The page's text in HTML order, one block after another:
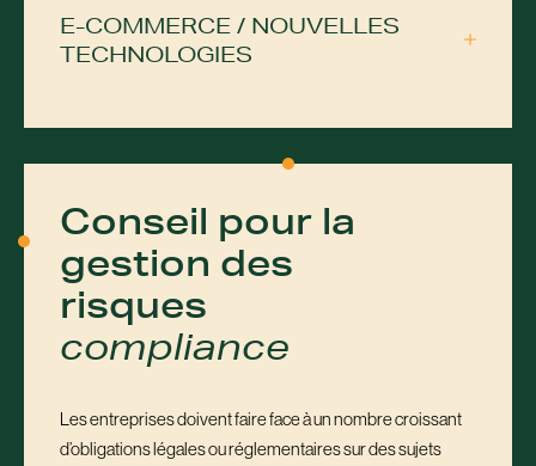
E-COMMERCE / NOUVELLES
TECHNOLOGIES
Conseil pour la
gestion des
risques
compliance
Les entreprises doivent faire face à un nombre croissant
d’obligations légales ou réglementaires sur des sujets